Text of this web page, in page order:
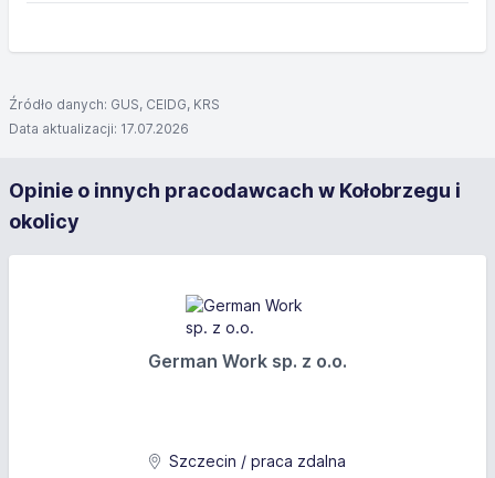
Źródło danych: GUS, CEIDG, KRS
Data aktualizacji: 17.07.2026
Opinie o innych pracodawcach w Kołobrzegu i
okolicy
German Work sp. z o.o.
Szczecin / praca zdalna